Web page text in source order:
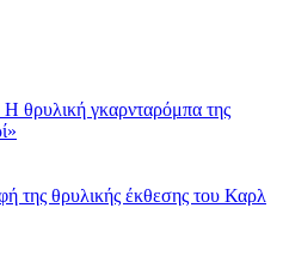
θρυλική γκαρνταρόμπα της
της θρυλικής έκθεσης του Καρλ